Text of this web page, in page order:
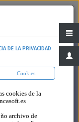
DE LA PRIVACIDAD
Cookies
cookies de la
archivo de